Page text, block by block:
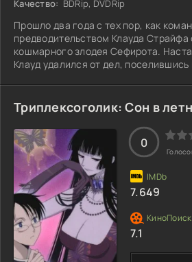
Качество: BDRip, DVDRip
Прошло два года с тех пор, как
предводительством Клауда Страйфа
кошмарного злодея Сефирота.
Клауд удалился от дел,
Но покой ему только снится: жителей
поражать странная болезнь, а в
таинственный незнакомец по имени
замышляющий дурное. И его
связаны с беззащитными сиротами.
Триплексоголик: Сон в
0
7.649
7.1